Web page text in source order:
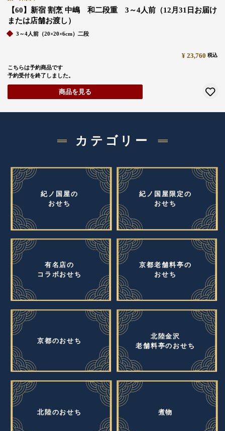
【60】新宿 割烹 中嶋 和二段重 3～4人前（12月31日お届け
または店舗お渡し）
3～4人前（20×20×6cm）二段
¥ 23,760 税込
こちらは予約商品です
予約受付を終了しました。
カテゴリー
紀ノ国屋の
おせち
紀ノ国屋限定の
おせち
有名店の
コラボおせち
京都老舗料亭の
おせち
京都のおせち
北陸金沢
老舗料亭のおせち
北陸のおせち 煮物